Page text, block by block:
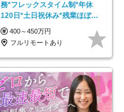
務*フレックスタイム制*年休
120日*土日祝休み*残業ほぼな
し*育児中社員8割以上
400～450万円
フルリモートあり